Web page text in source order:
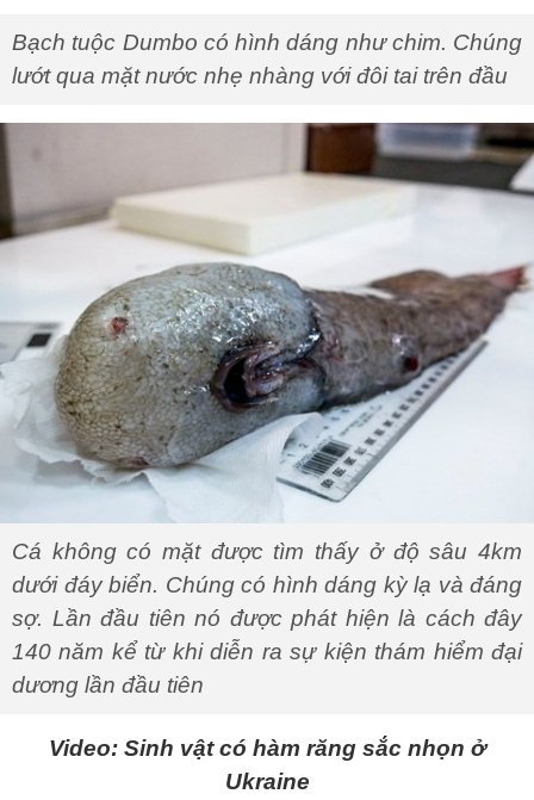
Bạch tuộc Dumbo có hình dáng như chim. Chúng
lướt qua mặt nước nhẹ nhàng với đôi tai trên đầu
Cá không có mặt được tìm thấy ở độ sâu 4km
dưới đáy biển. Chúng có hình dáng kỳ lạ và đáng
sợ. Lần đầu tiên nó được phát hiện là cách đây
140 năm kể từ khi diễn ra sự kiện thám hiểm đại
dương lần đầu tiên
Video: Sinh vật có hàm răng sắc nhọn ở
Ukraine